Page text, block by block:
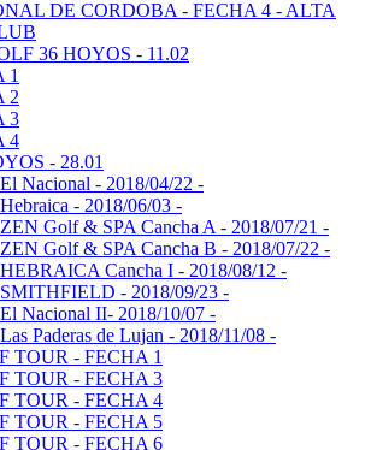
DE CORDOBA - FECHA 4 - ALTA
36 HOYOS - 11.02
1
2
3
4
- 28.01
Nacional - 2018/04/22 -
- 2018/06/03 -
Golf & SPA Cancha A - 2018/07/21 -
Golf & SPA Cancha B - 2018/07/22 -
Cancha I - 2018/08/12 -
- 2018/09/23 -
Nacional II- 2018/10/07 -
Paderas de Lujan - 2018/11/08 -
TOUR - FECHA 1
TOUR - FECHA 3
TOUR - FECHA 4
TOUR - FECHA 5
TOUR - FECHA 6